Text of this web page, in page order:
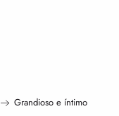
Grandioso e íntimo